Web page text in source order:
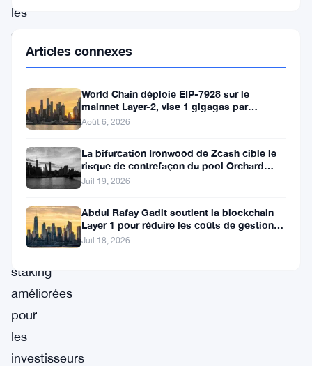
les
efforts
continus
renforcer
l’écosystème
offre
des
opportunités
staking
améliorées
pour
les
investisseurs
Articles connexes
World Chain déploie EIP-7928 sur le
mainnet Layer-2, vise 1 gigagas par
seconde
Août 6, 2026
La bifurcation Ironwood de Zcash cible le
risque de contrefaçon du pool Orchard
avant l’activation du 28
Juil 19, 2026
Abdul Rafay Gadit soutient la blockchain
Layer 1 pour réduire les coûts de gestion
de patrimoine
Juil 18, 2026